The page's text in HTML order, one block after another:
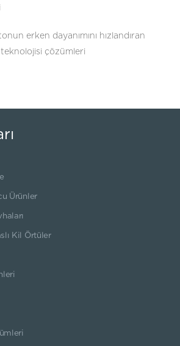
erken dayanımını hızlandıran
çözümleri
Ürünler
Kil Örtüler